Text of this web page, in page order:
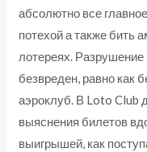
абсолютно все
потехой а также бить
лотереях.
безвреден, равно как
аэроклуб. В Loto Club
выяснения билетов
выигрышей, как